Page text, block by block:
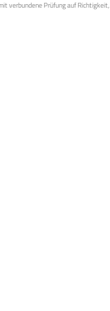
verbundene Prüfung auf Richtigkeit,